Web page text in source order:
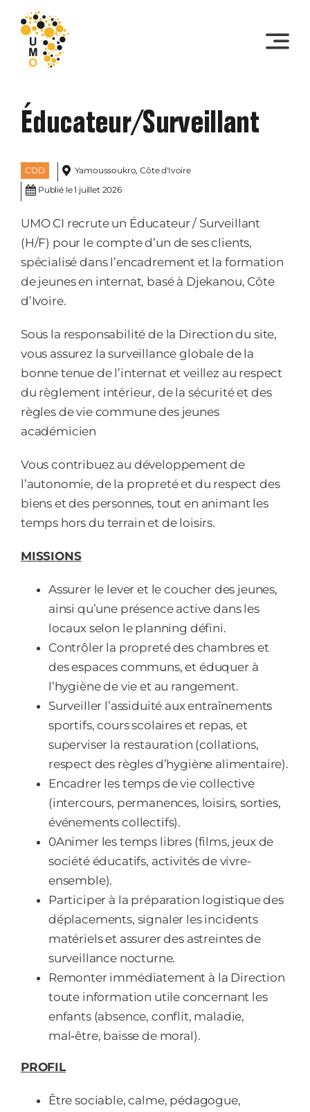
content
Éducateur/Surveillant
CDD
Yamoussoukro, Côte d'Ivoire
Publié le 1 juillet 2026
UMO CI recrute un Éducateur / Surveillant
(H/F) pour le compte d’un de ses clients,
spécialisé dans l’encadrement et la formation
de jeunes en internat, basé à Djekanou, Côte
d’Ivoire.
Sous la responsabilité de la Direction du site,
vous assurez la surveillance globale de la
bonne tenue de l’internat et veillez au respect
du règlement intérieur, de la sécurité et des
règles de vie commune des jeunes
académicien
Vous contribuez au développement de
l’autonomie, de la propreté et du respect des
biens et des personnes, tout en animant les
temps hors du terrain et de loisirs.
MISSIONS
Assurer le lever et le coucher des jeunes,
ainsi qu’une présence active dans les
locaux selon le planning défini.
Contrôler la propreté des chambres et
des espaces communs, et éduquer à
l’hygiène de vie et au rangement.
Surveiller l’assiduité aux entraînements
sportifs, cours scolaires et repas, et
superviser la restauration (collations,
respect des règles d’hygiène alimentaire).
Encadrer les temps de vie collective
(intercours, permanences, loisirs, sorties,
événements collectifs).
0Animer les temps libres (films, jeux de
société éducatifs, activités de vivre-
ensemble).
Participer à la préparation logistique des
déplacements, signaler les incidents
matériels et assurer des astreintes de
surveillance nocturne.
Remonter immédiatement à la Direction
toute information utile concernant les
enfants (absence, conflit, maladie,
mal‑être, baisse de moral).
PROFIL
Être sociable, calme, pédagogue,